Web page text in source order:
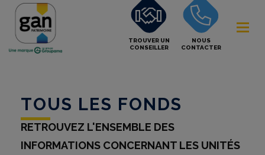
TROUVER UN
CONSEILLER
NOUS
CONTACTER
TOUS LES FONDS
RETROUVEZ L'ENSEMBLE DES
INFORMATIONS CONCERNANT LES UNITÉS